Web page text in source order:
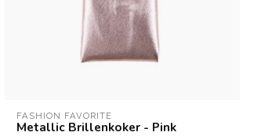
FASHION FAVORITE
Metallic Brillenkoker - Pink